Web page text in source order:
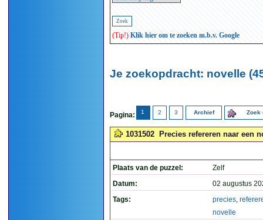
(Tip!) Klik hier om te zoeken m.b.v. Google
Je zoekopdracht: novelle
Pagina: 1 2 3 Archief Zoek
1031502 Precies refereren naar een
Plaats van de puzzel:
Zelf
Datum:
02 augustus
Tags:
precies,
novelle